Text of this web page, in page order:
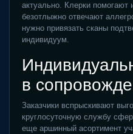
актуально. Клерки помогают
безотлыжно отвечают
нужно привязать сканы
индивидуум.
в
Заказчики вспрыскивают
круглосуточную службу
еще аршинный асортимент